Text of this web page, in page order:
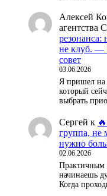
Алексей
агентства
резонанса:
не клуб. —
совет
03.06.2026
Я пришел на
который
выбрать
Сергей к
группа, не
нужно
02.06.2026
Практичным
начинаешь
Когда